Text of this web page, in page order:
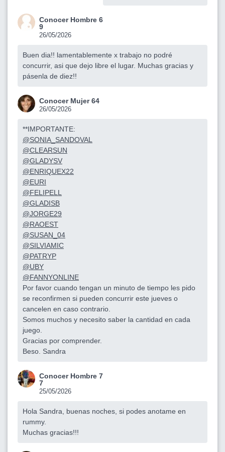
Conocer Hombre 6
9
26/05/2026
Buen dia!! lamentablemente x trabajo no podré
concurrir, asi que dejo libre el lugar. Muchas gracias y
pásenla de diez!!
Conocer Mujer 64
26/05/2026
**IMPORTANTE:
@SONIA_SANDOVAL
@CLEARSUN
@GLADYSV
@ENRIQUEX22
@EURI
@FELIPELL
@GLADISB
@JORGE29
@RAOEST
@SUSAN_04
@SILVIAMIC
@PATRYP
@UBY
@FANNYONLINE
Por favor cuando tengan un minuto de tiempo les pido
se reconfirmen si pueden concurrir este jueves o
cancelen en caso contrario.
Somos muchos y necesito saber la cantidad en cada
juego.
Gracias por comprender.
Beso. Sandra
Conocer Hombre 7
7
25/05/2026
Hola Sandra, buenas noches, si podes anotame en
rummy.
Muchas gracias!!!